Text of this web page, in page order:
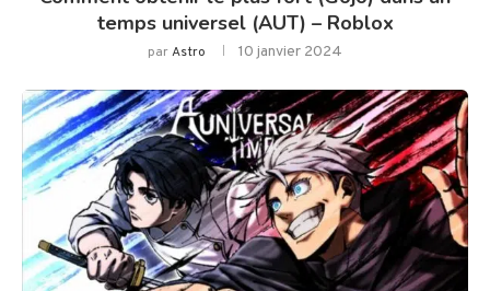
temps universel (AUT) – Roblox
parAstro 10 janvier 2024